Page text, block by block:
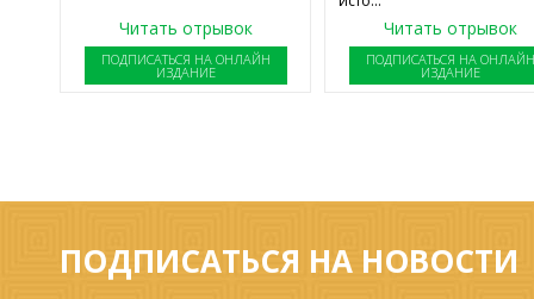
Читать отрывок
ПОДПИСАТЬСЯ НА ОНЛАЙН
ИЗДАНИЕ
Читать отрывок
ПОДПИСАТЬСЯ НА
ИЗДАНИЕ
ПОДПИСАТЬСЯ НА НОВОСТИ